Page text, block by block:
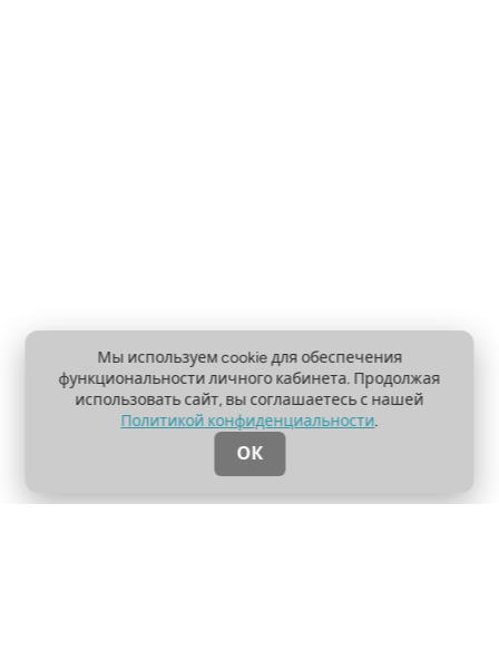
Мы используем cookie для обеспечения
функциональности личного кабинета. Продолжая
использовать сайт, вы соглашаетесь с нашей
Политикой конфиденциальности.
ОК